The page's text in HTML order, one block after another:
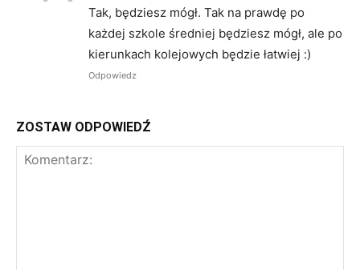
Tak, będziesz mógł. Tak na prawdę po
każdej szkole średniej będziesz mógł, ale po
kierunkach kolejowych będzie łatwiej :)
Odpowiedz
ZOSTAW ODPOWIEDŹ